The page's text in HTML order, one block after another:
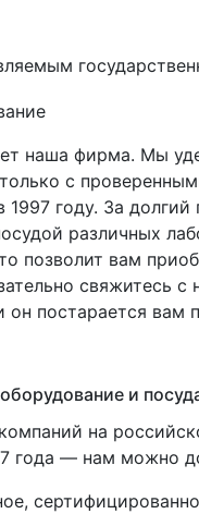
наша фирма. Мы
с
1997 году. За
различных
позволит вам
свяжитесь
постарается вам
и
на
года — нам можно